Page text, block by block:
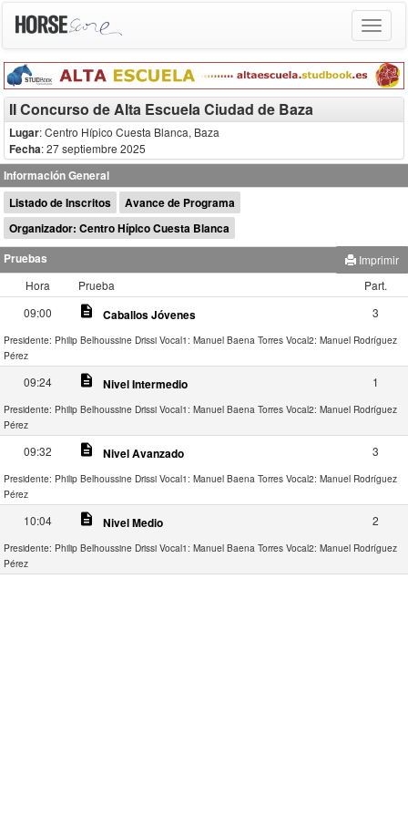
Toggle
II Concurso de Alta Escuela Ciudad de Baza
Lugar: Centro Hípico Cuesta Blanca, Baza
Fecha: 27 septiembre 2025
Información General
Listado de Inscritos
Avance de Programa
Organizador: Centro Hípico Cuesta Blanca
Pruebas
Imprimir
Hora
Prueba
Part.
09:00
description Caballos Jóvenes 3
Presidente: Philip Belhoussine Drissi Vocal1: Manuel Baena Torres Vocal2: Manuel Rodríguez
Pérez
09:24 description Nivel Intermedio 1
Presidente: Philip Belhoussine Drissi Vocal1: Manuel Baena Torres Vocal2: Manuel Rodríguez
Pérez
09:32 description Nivel Avanzado 3
Presidente: Philip Belhoussine Drissi Vocal1: Manuel Baena Torres Vocal2: Manuel Rodríguez
Pérez
10:04 description Nivel Medio 2
Presidente: Philip Belhoussine Drissi Vocal1: Manuel Baena Torres Vocal2: Manuel Rodríguez
Pérez